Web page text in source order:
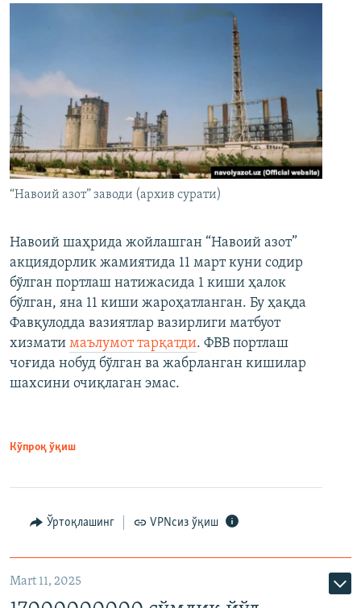
“Навоий азот” заводи (архив сурати)
Навоий шаҳрида жойлашган “Навоий азот”
акциядорлик жамиятида 11 март куни содир
бўлган портлаш натижасида 1 киши ҳалок
бўлган, яна 11 киши жароҳатланган. Бу ҳақда
Фавқулодда вазиятлар вазирлиги матбуот
хизмати маълумот тарқатди. ФВВ портлаш
чоғида нобуд бўлган ва жабрланган кишилар
шахсини очиқлаган эмас.
Кўпроқ ўқиш
Ўртоқлашинг VPNсиз ўқиш
Mart 11, 2025